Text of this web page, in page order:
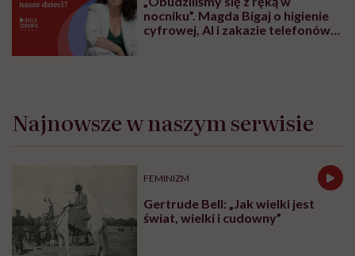
nocniku”. Magda Bigaj o higienie
cyfrowej, AI i zakazie telefonów
Najnowsze w naszym serwisie
FEMINIZM
Gertrude Bell: „Jak wielki jest
świat, wielki i cudowny”